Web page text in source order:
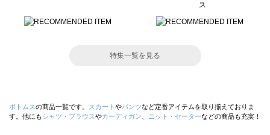
特集一覧を見る
ボトムスの商品一覧です。 スカート やパンツなど定番アイテムを取り揃えておりま
す。他にもシャツ・ブラウスやカーディガン ニット・セーターなどの商品も充実！